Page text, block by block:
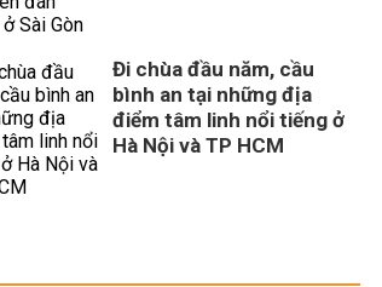
Đi chùa đầu năm, cầu
bình an tại những địa
điểm tâm linh nổi tiếng ở
Hà Nội và TP HCM